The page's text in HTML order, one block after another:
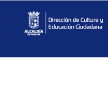
Cultura
Dirección
de Cultura